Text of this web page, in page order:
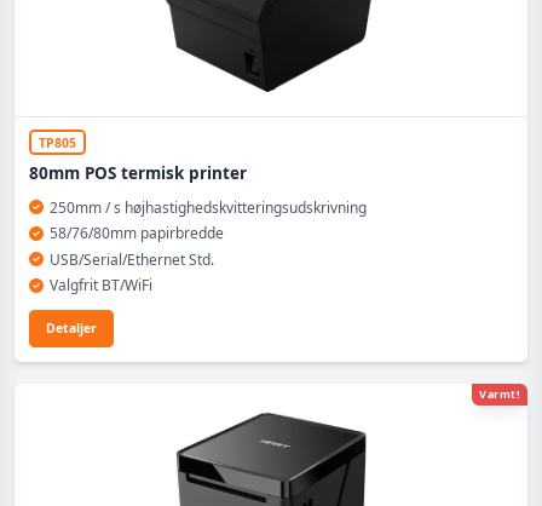
TP805
80mm POS termisk printer
250mm / s højhastighedskvitteringsudskrivning
58/76/80mm papirbredde
USB/Serial/Ethernet Std.
Valgfrit BT/WiFi
Detaljer
Varmt!